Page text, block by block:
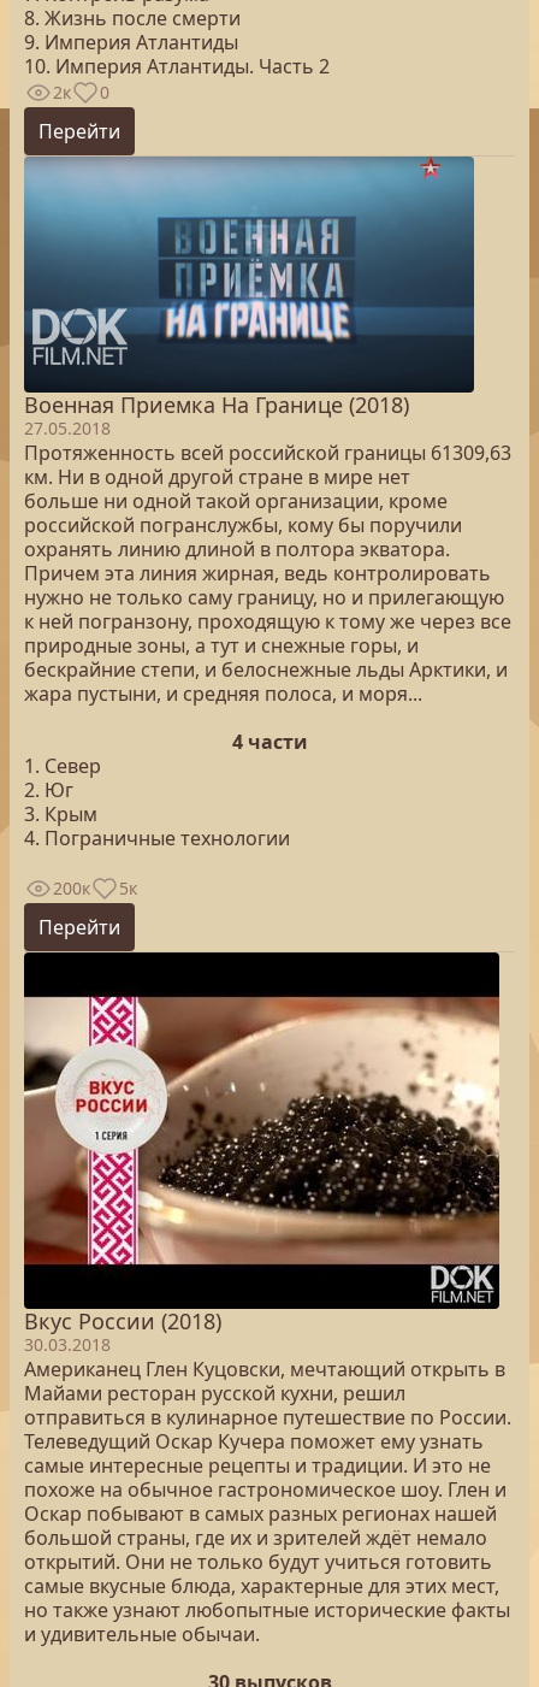
8. Жизнь после смерти
9. Империя Атлантиды
10. Империя Атлантиды. Часть 2
2к 0
Перейти
Военная Приемка На Границе (2018)
27.05.2018
Протяженность всей российской границы 61309,63
км. Ни в одной другой стране в мире нет
больше ни одной такой организации, кроме
российской погранслужбы, кому бы поручили
охранять линию длиной в полтора экватора.
Причем эта линия жирная, ведь контролировать
нужно не только саму границу, но и прилегающую
к ней погранзону, проходящую к тому же через все
природные зоны, а тут и снежные горы, и
бескрайние степи, и белоснежные льды Арктики, и
жара пустыни, и средняя полоса, и моря...
4 части
1. Север
2. Юг
3. Крым
4. Пограничные технологии
200к 5к
Перейти
Вкус России (2018)
30.03.2018
Американец Глен Куцовски, мечтающий открыть в
Майами ресторан русской кухни, решил
отправиться в кулинарное путешествие по России.
Телеведущий Оскар Кучера поможет ему узнать
самые интересные рецепты и традиции. И это не
похоже на обычное гастрономическое шоу. Глен и
Оскар побывают в самых разных регионах нашей
большой страны, где их и зрителей ждёт немало
открытий. Они не только будут учиться готовить
самые вкусные блюда, характерные для этих мест,
но также узнают любопытные исторические факты
и удивительные обычаи.